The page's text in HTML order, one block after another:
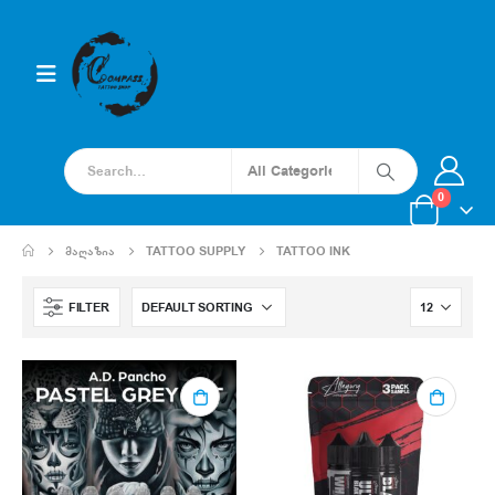
0
ᲛᲐᲦᲐᲖᲘᲐ TATTOO SUPPLY TATTOO INK
FILTER